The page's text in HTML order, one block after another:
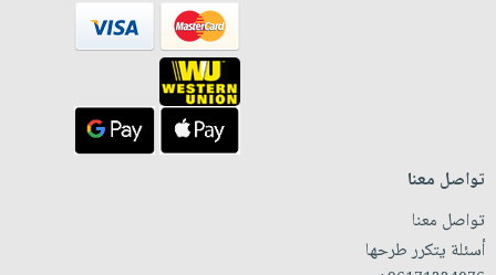
تواصل معنا
تواصل معنا
أسئلة يتكرر طرحها